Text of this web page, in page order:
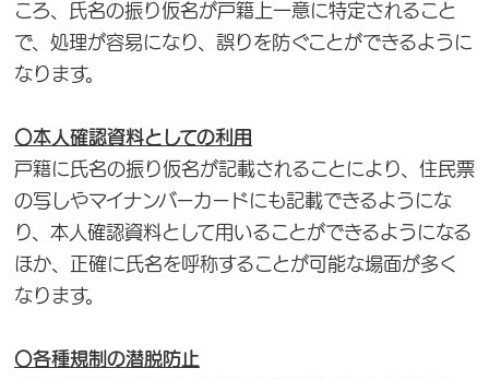
ころ、氏名の振り仮名が戸籍上一意に特定されること
で、処理が容易になり、誤りを防ぐことができるように
なります。
〇本人確認資料としての利用
戸籍に氏名の振り仮名が記載されることにより、住民票
の写しやマイナンバーカードにも記載できるようにな
り、本人確認資料として用いることができるようになる
ほか、正確に氏名を呼称することが可能な場面が多く
なります。
〇各種規制の潜脱防止